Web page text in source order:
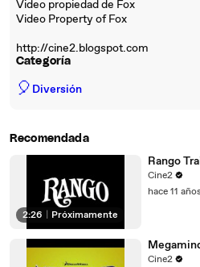
Video propiedad de Fox
Video Property of Fox
http://cine2.blogspot.com
Categoría
🎈 Diversión
Recomendada
2:26 Próximamente
Rango
Cine2
hace 11
Cine2